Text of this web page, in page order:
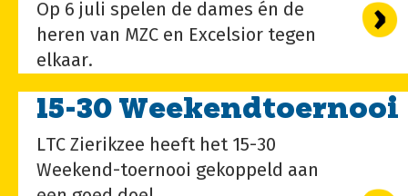
Op 6 juli spelen de dames én de
heren van MZC en Excelsior tegen
elkaar.
15-30 Weekendtoernooi
LTC Zierikzee heeft het 15-30
Weekend-toernooi gekoppeld aan